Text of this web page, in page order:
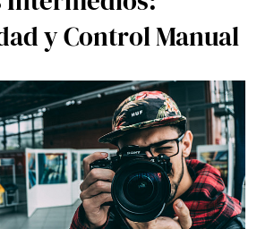
y Control Manual